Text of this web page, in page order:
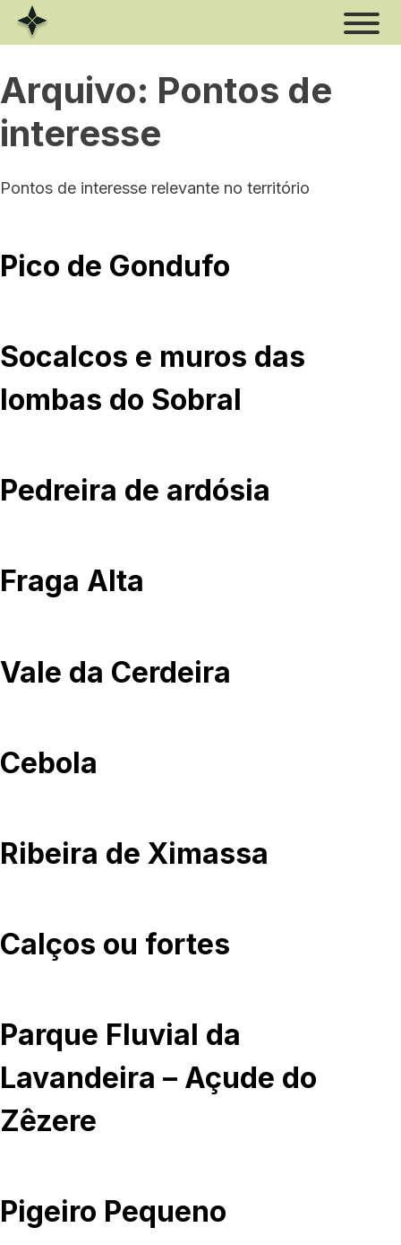
Skip
Rio
Museus e Centros
Áreas de lazer ribeirinhas
Arquivo: Pontos de
interesse
Pontos de interesse relevante no território
Pico de Gondufo
Socalcos e muros das
lombas do Sobral
Pedreira de ardósia
Fraga Alta
Vale da Cerdeira
Cebola
Ribeira de Ximassa
Calços ou fortes
Parque Fluvial da
Lavandeira – Açude do
Zêzere
Pigeiro Pequeno